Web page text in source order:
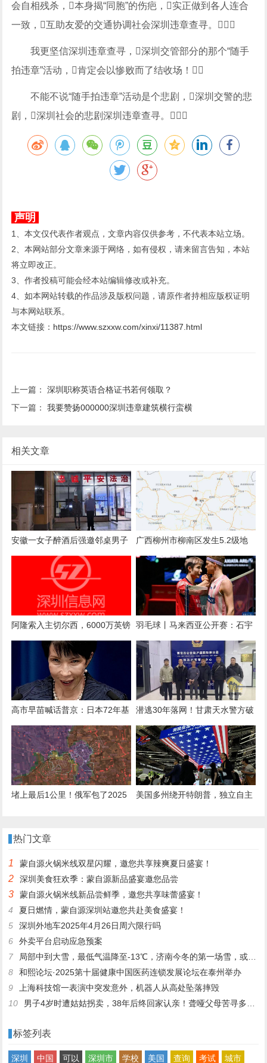
会自相残杀，本身揭“同胞”的伤疤，实正做到各人连合
一致，互助友爱的交通协调社会深圳违章查寻。
我更坚信深圳违章查寻，深圳交管部分的那个“随手
拍违章”活动，肯定会以惨败而了结收场！
不能不说“随手拍违章”活动是个悲剧，深圳交警的悲
剧，深圳社会的悲剧深圳违章查寻。
声明
1、本文仅代表作者观点，文章内容仅供参考，不代表本站立场。
2、本网站部分文章来源于网络，如有侵权，请来留言告知，本站
将立即改正。
3、作者投稿可能会经本站编辑修改或补充。
4、如本网站转载的作品涉及版权问题，请原作者持相应版权证明
与本网站联系。
本文链接： https://www.szxxw.com/xinxi/11387.html
上一篇：深圳职称英语合格证书若何领取？
下一篇：我要赞扬000000深圳违章建筑横行蛮横
相关文章
安徽一女子醉酒后强邀邻桌男子
拼酒，遭拒后心生不满言语辱骂
广西柳州市柳南区发生5.2级地
震 南宁、河池等地有震感
阿隆索入主切尔西，6000万英镑
后卫库库雷利亚被曝“1000%”离
队：新帅首考即至？
羽毛球丨马来西亚公开赛：石宇
奇晋级决赛
高市早苗喊话普京：日本72年基
业，绝不能毁中方手上，想去克
宫面谈！
潜逃30年落网！甘肃天水警方破
获一起命案积案
堵上最后1公里！俄军包了2025
红军城
美国多州绕开特朗普，独立自主
热门文章
1 蒙自源火锅米线双星闪耀，邀您共享辣爽夏日盛宴！
2 深圳美食狂欢季：蒙自源新品盛宴邀您品尝
3
蒙自源火锅米线新品尝鲜季，邀您共享味蕾盛宴！
4
夏日燃情，蒙自源深圳站邀您共赴美食盛宴！
5
深圳外地车2025年4月26日周六限行吗
6
外卖平台启动应急预案
7
局部中到大雪，最低气温降至-13℃，济南今冬的第一场雪，或跟去年同一时间！
8
和熙论坛·2025第十届健康中国医药连锁发展论坛在泰州举办
9
上海科技馆一表演中突发意外，机器人从高处坠落摔毁
10
男子4岁时遭姑姑拐卖，38年后终回家认亲！聋哑父母苦寻多年，母亲已抱憾离世丨红星寻人
标签列表
深圳 中国 可以 深圳市 学校 美国 查询 考试 城市